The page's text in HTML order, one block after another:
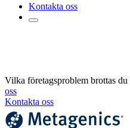
Kontakta oss
Vilka företagsproblem brottas
oss
Kontakta oss